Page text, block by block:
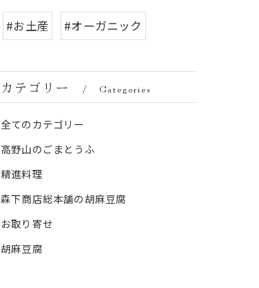
#お土産 #オーガニック
カテゴリー Categories
全てのカテゴリー
高野山のごまとうふ
精進料理
森下商店総本舗の胡麻豆腐
お取り寄せ
胡麻豆腐